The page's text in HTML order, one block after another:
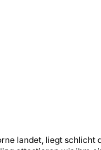
landet, liegt